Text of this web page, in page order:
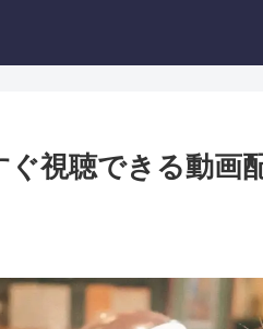
視聴できる動画